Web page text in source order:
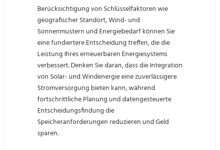
Berücksichtigung von Schlüsselfaktoren wie
geografischer Standort, Wind- und
Sonnenmustern und Energiebedarf können Sie
eine fundiertere Entscheidung treffen, die die
Leistung Ihres erneuerbaren Energiesystems
verbessert. Denken Sie daran, dass die Integration
von Solar- und Windenergie eine zuverlässigere
Stromversorgung bieten kann, während
fortschrittliche Planung und datengesteuerte
Entscheidungsfindung die
Speicheranforderungen reduzieren und Geld
sparen.